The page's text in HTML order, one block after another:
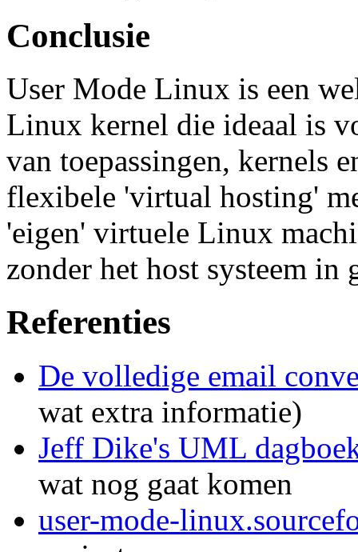
Conclusie
User Mode Linux is een
Linux kernel die ideaal is
van toepassingen, kernels
flexibele 'virtual hosting'
'eigen' virtuele Linux
zonder het host systeem in
Referenties
De volledige email
wat extra informatie)
Jeff Dike's UML
wat nog gaat komen
user-mode-